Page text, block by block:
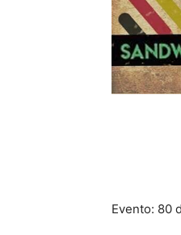
Evento: 80